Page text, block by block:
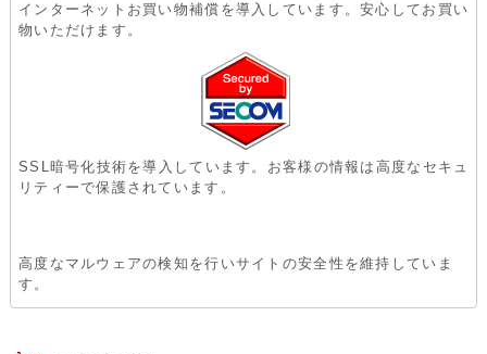
インターネットお買い物補償を導入しています。安心してお買い
物いただけます。
SSL暗号化技術を導入しています。お客様の情報は高度なセキュ
リティーで保護されています。
高度なマルウェアの検知を行いサイトの安全性を維持していま
す。